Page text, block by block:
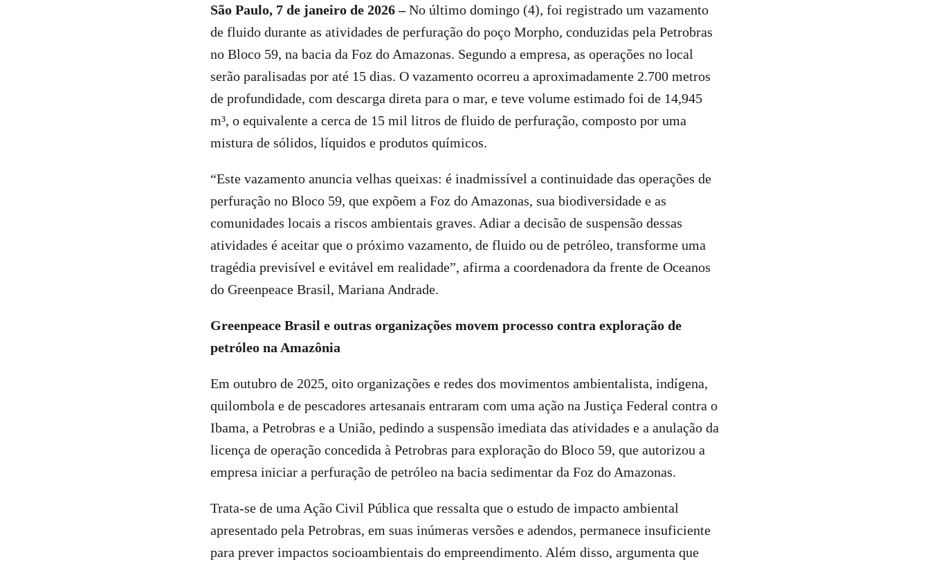
São Paulo, 7 de janeiro de 2026 –No último domingo (4), foi registrado um vazamento
de fluido durante as atividades de perfuração do poço Morpho, conduzidas pela Petrobras
no Bloco 59, na bacia da Foz do Amazonas. Segundo a empresa, as operações no local
serão paralisadas por até 15 dias. O vazamento ocorreu a aproximadamente 2.700 metros
de profundidade, com descarga direta para o mar, e teve volume estimado foi de 14,945
m³, o equivalente a cerca de 15 mil litros de fluido de perfuração, composto por uma
mistura de sólidos, líquidos e produtos químicos.
“Este vazamento anuncia velhas queixas: é inadmissível a continuidade das operações de
perfuração no Bloco 59, que expõem a Foz do Amazonas, sua biodiversidade e as
comunidades locais a riscos ambientais graves. Adiar a decisão de suspensão dessas
atividades é aceitar que o próximo vazamento, de fluido ou de petróleo, transforme uma
tragédia previsível e evitável em realidade”, afirma a coordenadora da frente de Oceanos
do Greenpeace Brasil, Mariana Andrade.
Greenpeace Brasil e outras organizações movem processo contra exploração de
petróleo na Amazônia
Em outubro de 2025, oito organizações e redes dos movimentos ambientalista, indígena,
quilombola e de pescadores artesanais entraram com uma ação na Justiça Federal contra o
Ibama, a Petrobras e a União, pedindo a suspensão imediata das atividades e a anulação da
licença de operação concedida à Petrobras para exploração do Bloco 59, que autorizou a
empresa iniciar a perfuração de petróleo na bacia sedimentar da Foz do Amazonas.
Trata-se de uma Ação Civil Pública que ressalta que o estudo de impacto ambiental
apresentado pela Petrobras, em suas inúmeras versões e adendos, permanece insuficiente
para prever impactos socioambientais do empreendimento. Além disso, argumenta que